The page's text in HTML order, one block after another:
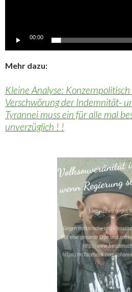
00:00
Mehr dazu:
Kleine Analyse:
Verschwörung der Indemnität-
Tyrannei muss ein für alle mal
unverzüglich ! !